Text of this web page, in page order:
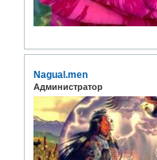
Nagual.men
Администратор